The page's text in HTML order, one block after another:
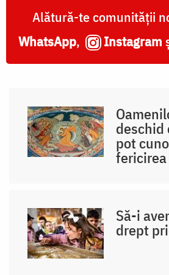
Alătură-te comunității
WhatsApp, Instagram
deschid
pot
Să-i
drept